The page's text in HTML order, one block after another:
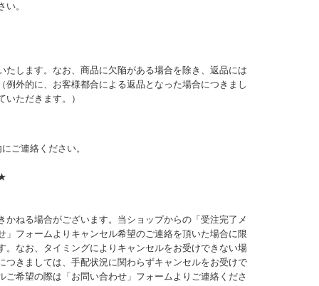
い。
たします。なお、商品に欠陥がある場合を除き、返品には
例外的に、お客様都合による返品となった場合につきまし
いただきます。）
ご連絡ください。
かねる場合がございます。当ショップからの「受注完了メ
」フォームよりキャンセル希望のご連絡を頂いた場合に限
。なお、タイミングによりキャンセルをお受けできない場
つきましては、手配状況に関わらずキャンセルをお受けで
ご希望の際は「お問い合わせ」フォームよりご連絡くださ